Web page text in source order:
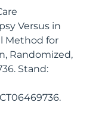
Versus in
Method for
Randomized,
Stand: